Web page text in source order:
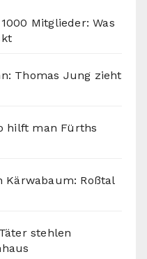
Mitglieder: Was
Thomas Jung zieht
hilft man Fürths
Kärwabaum: Roßtal
stehlen